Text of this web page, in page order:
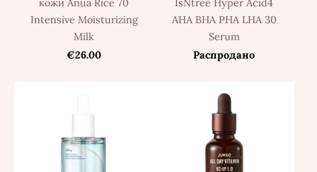
кожи Anua Rice 70
Intensive Moisturizing
Milk
€26.00
IsNtree Hyper Acid4
AHA BHA PHA LHA 30
Serum
Распродано